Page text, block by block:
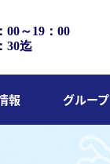
00～19：00
30迄
報 グループ